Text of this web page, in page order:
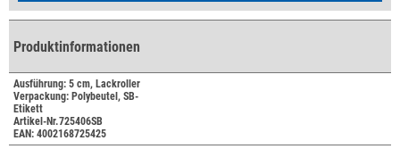
Produktinformationen
Ausführung: 5 cm, Lackroller
Verpackung: Polybeutel, SB-
Etikett
Artikel-Nr.725406SB
EAN: 4002168725425